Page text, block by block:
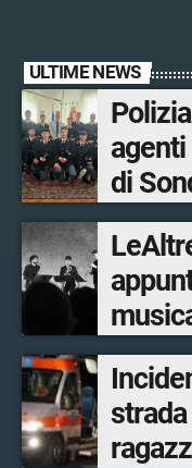
ULTIME NEWS
agenti
di
San